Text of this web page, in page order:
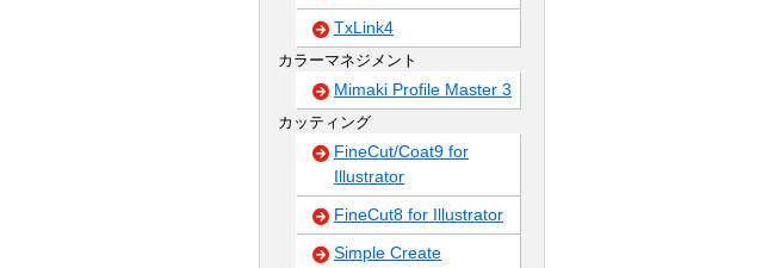
TxLink4
カラーマネジメント
Mimaki Profile Master 3
カッティング
FineCut/Coat9 for
Illustrator
FineCut8 for Illustrator
Simple Create